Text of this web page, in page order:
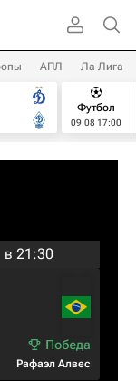
АПЛ Ла Лига
Футбол
09.08 17:00
в 21:30
Рафаэл Алвес